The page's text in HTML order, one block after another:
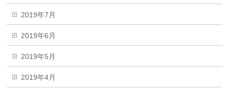
2019年7月
2019年6月
2019年5月
2019年4月